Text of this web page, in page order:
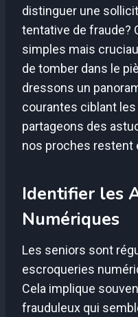
distinguer une
tentative de fraude?
simples mais
de tomber dans le
dressons un
courantes ciblant
partageons des
nos proches restent
Identifier les
Numériques
Les seniors sont
escroqueries
Cela implique
frauduleux qui